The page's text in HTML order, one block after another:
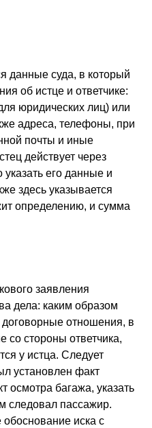
данные суда, в который
об истце и ответчике:
юридических лиц) или
адреса, телефоны, при
почты и иные
действует через
его данные и
здесь указывается
определению, и сумма
заявления
дела: каким образом
отношения, в
со стороны ответчика,
у истца. Следует
установлен факт
осмотра багажа, указать
следовал пассажир.
обоснование иска с